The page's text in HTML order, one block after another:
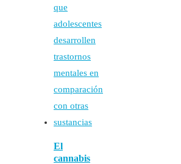
El
cannabis